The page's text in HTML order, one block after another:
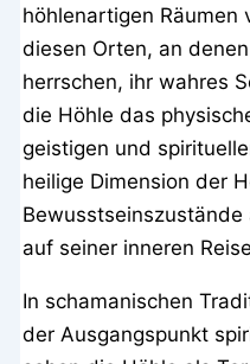
höhlenartigen Räumen
diesen Orten, an
herrschen, ihr wahres
die Höhle das
geistigen und
heilige Dimension der
auf seiner inneren
In schamanischen
der Ausgangspunkt